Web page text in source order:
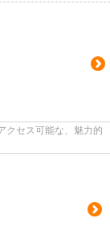
クセス可能な、魅力的